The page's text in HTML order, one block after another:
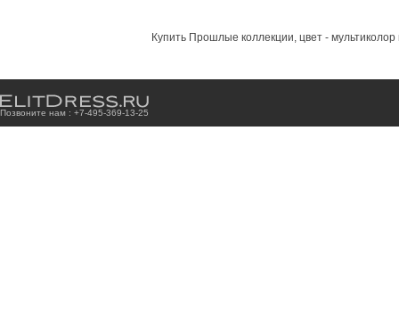
Купить Прошлые коллекции, цвет -
Позвоните нам : +7-495-369-13-25